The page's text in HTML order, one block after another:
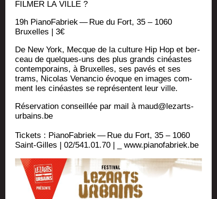
FILMER LA VILLE ?
19h Pia­no­Fa­briek — Rue du Fort, 35 – 1060
Bruxelles | 3€
De New York, Mecque de la culture Hip Hop et ber­
ceau de quelques-uns des plus grands cinéastes
contem­po­rains, à Bruxelles, ses pavés et ses
trams, Nico­las Venan­cio évoque en images com­
ment les cinéastes se repré­sentent leur ville.
Réser­va­tion conseillée par mail à maud@lezarts-
urbains.be
Tickets : Pia­no­Fa­briek — Rue du Fort, 35 – 1060
Saint-Gilles | 02/541.01.70 | _ www.pianofabriek.be